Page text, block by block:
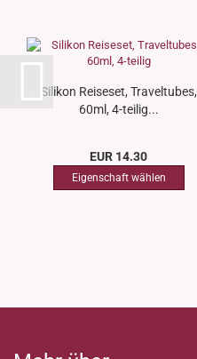
Silikon Reiseset, Traveltubes,
60ml, 4-teilig...
EUR 14.30